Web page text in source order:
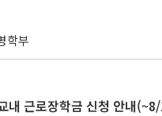
학부
내 근로장학금 신청 안내